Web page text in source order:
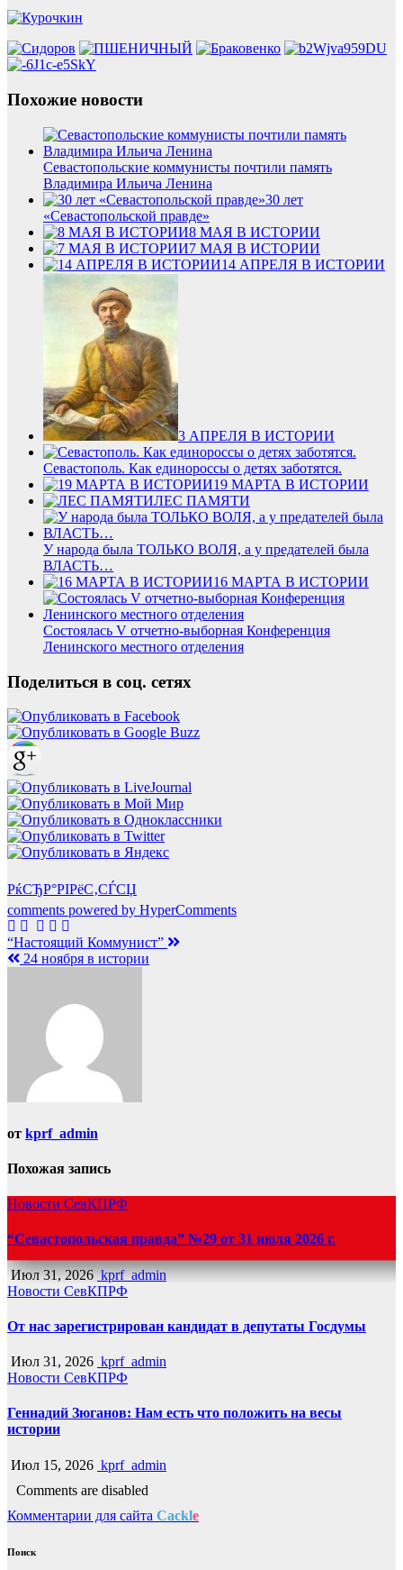
Похожие новости
Севастопольские коммунисты почтили память
Владимира Ильича Ленина
30 лет
«Севастопольской правде»
8 МАЯ В ИСТОРИИ
7 МАЯ В ИСТОРИИ
14 АПРЕЛЯ В ИСТОРИИ
3 АПРЕЛЯ В ИСТОРИИ
Севастополь. Как единороссы о детях заботятся.
19 МАРТА В ИСТОРИИ
ЛЕС ПАМЯТИ
У народа была ТОЛЬКО ВОЛЯ, а у предателей была
ВЛАСТЬ…
16 МАРТА В ИСТОРИИ
Состоялась V отчетно-выборная Конференция
Ленинского местного отделения
Поделиться в соц. сетях
РќСЂР°РІРёС‚СЃСЏ
comments powered by HyperComments
Навигация
по
“Настоящий Коммунист”
24 ноября в истории
от kprf_admin
Похожая запись
Новости СевКПРФ
“Севастопольская правда” №29 от 31 июля 2026 г.
Июл 31, 2026 kprf_admin
Новости СевКПРФ
От нас зарегистрирован кандидат в депутаты Госдумы
Июл 31, 2026 kprf_admin
Новости СевКПРФ
Геннадий Зюганов: Нам есть что положить на весы
истории
Июл 15, 2026 kprf_admin
Comments are disabled
Комментарии для сайта Cackle
Поиск